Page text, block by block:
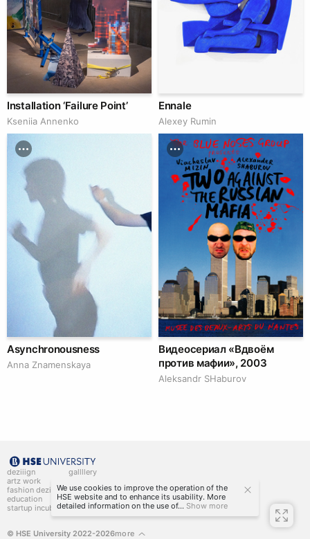
Installation ‘Failure Point’
Kseniia Аnnenko
Ennale
Аlexey Rumin
Asynchronousness
Anna Znamenskaya
Видеосериал «Вдвоём
против мафии», 2003
Аleksandr SHaburov
deziiign
artz work
fashion deziiign
education
startup incubator
gallllery
kiiids.art
© HSE University 2022-2026more
We use cookies to improve the operation of the
HSE website and to enhance its usability. More
detailed information on the use of... Show more